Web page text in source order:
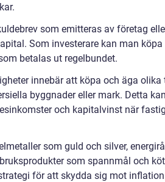
som emitteras av företag
Som investerare kan man köpa
betalas ut regelbundet.
innebär att köpa och äga olika
byggnader eller mark. Detta
och kapitalvinst när
som guld och silver,
som spannmål och
för att skydda sig mot